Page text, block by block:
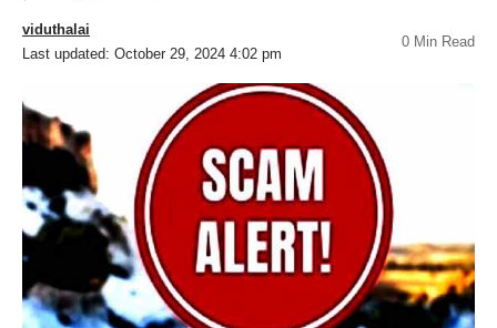
Last updated: October 29, 2024 4:02 pm
viduthalai
0 Min Read